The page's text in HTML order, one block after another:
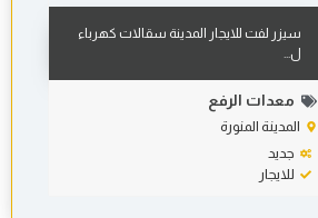
سيزر لفت للايجار المدينة سقالات كهرباء
ل...
معدات الرفع
المدينة المنورة
جديد
للايجار